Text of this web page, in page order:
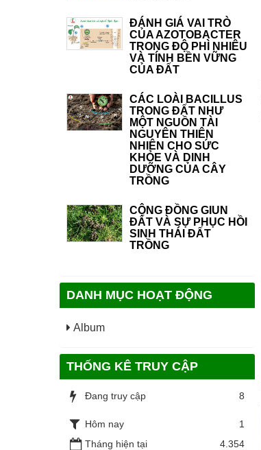
ĐÁNH GIÁ VAI TRÒ
CỦA AZOTOBACTER
TRONG ĐỘ PHÌ NHIÊU
VÀ TÍNH BỀN VỮNG
CỦA ĐẤT
CÁC LOÀI BACILLUS
TRONG ĐẤT NHƯ
MỘT NGUỒN TÀI
NGUYÊN THIÊN
NHIÊN CHO SỨC
KHỎE VÀ DINH
DƯỠNG CỦA CÂY
TRỒNG
CỘNG ĐỒNG GIUN
ĐẤT VÀ SỰ PHỤC HỒI
SINH THÁI ĐẤT
TRỒNG
DANH MỤC HOẠT ĐỘNG
Album
THỐNG KÊ TRUY CẬP
Đang truy cập 8
Hôm nay
1
Tháng hiện tại
4.354